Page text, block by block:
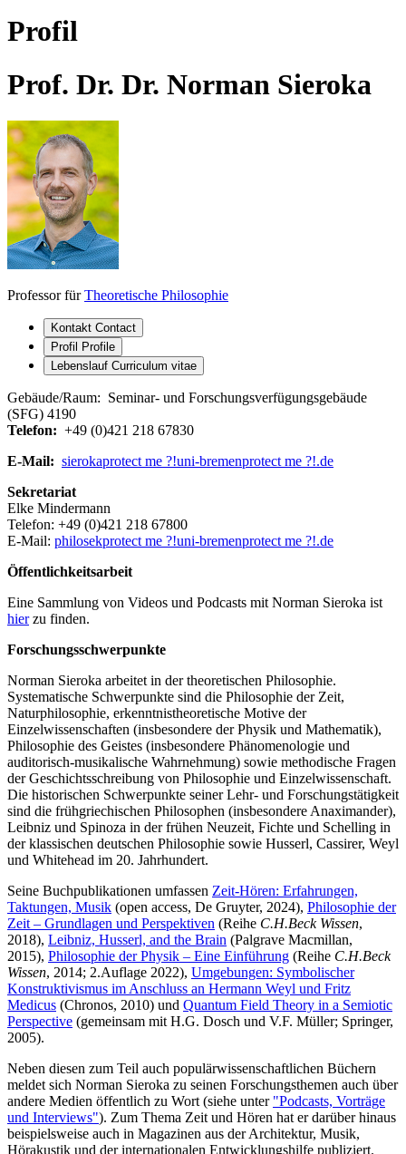
Profil
Prof. Dr. Dr. Norman Sieroka
Professor fürTheoretische Philosophie
Kontakt Contact
Profil
Profile
Lebenslauf Curriculum vitae
Gebäude/Raum: Seminar- und Forschungsverfügungsgebäude
(SFG) 4190
Telefon: +49 (0)421 218 67830
E-Mail: sierokaprotect me ?!uni-bremenprotect me ?!.de
Sekretariat
Elke Mindermann
Telefon: +49 (0)421 218 67800
E-Mail: philosekprotect me ?!uni-bremenprotect me ?!.de
Öffentlichkeitsarbeit
Eine Sammlung von Videos und Podcasts mit Norman Sieroka ist
hierzu finden.
Forschungsschwerpunkte
Norman Sieroka arbeitet in der theoretischen Philosophie.
Systematische Schwerpunkte sind die Philosophie der Zeit,
Naturphilosophie, erkenntnistheoretische Motive der
Einzelwissenschaften (insbesondere der Physik und Mathematik),
Philosophie des Geistes (insbesondere Phänomenologie und
auditorisch-musikalische Wahrnehmung) sowie methodische Fragen
der Geschichtsschreibung von Philosophie und Einzelwissenschaft.
Die historischen Schwerpunkte seiner Lehr- und Forschungstätigkeit
sind die frühgriechischen Philosophen (insbesondere Anaximander),
Leibniz und Spinoza in der frühen Neuzeit, Fichte und Schelling in
der klassischen deutschen Philosophie sowie Husserl, Cassirer, Weyl
und Whitehead im 20. Jahrhundert.
Seine Buchpublikationen umfassen Zeit-Hören: Erfahrungen,
Taktungen, Musik (open access, De Gruyter, 2024), Philosophie der
Zeit – Grundlagen und Perspektiven (Reihe C.H.Beck Wissen,
2018), Leibniz, Husserl, and the Brain (Palgrave Macmillan,
2015), Philosophie der Physik – Eine Einführung (Reihe C.H.Beck
Wissen, 2014; 2.Auflage 2022), Umgebungen: Symbolischer
Konstruktivismus im Anschluss an Hermann Weyl und Fritz
Medicus (Chronos, 2010) und Quantum Field Theory in a Semiotic
Perspective (gemeinsam mit H.G. Dosch und V.F. Müller; Springer,
2005).
Neben diesen zum Teil auch populärwissenschaftlichen Büchern
meldet sich Norman Sieroka zu seinen Forschungsthemen auch über
andere Medien öffentlich zu Wort (siehe unter "Podcasts, Vorträge
und Interviews"). Zum Thema Zeit und Hören hat er darüber hinaus
beispielsweise auch in Magazinen aus der Architektur, Musik,
Hörakustik und der internationalen Entwicklungshilfe publiziert.